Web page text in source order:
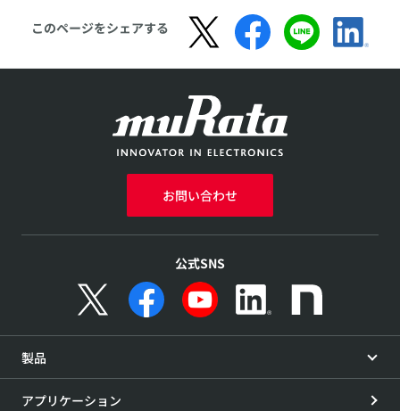
このページをシェアする
お問い合わせ
公式SNS
製品
アプリケーション